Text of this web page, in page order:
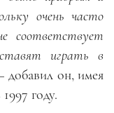
очень часто
соответствует
играть в
добавил он, имея
году.